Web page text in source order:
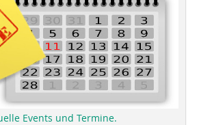
Events und Termine.